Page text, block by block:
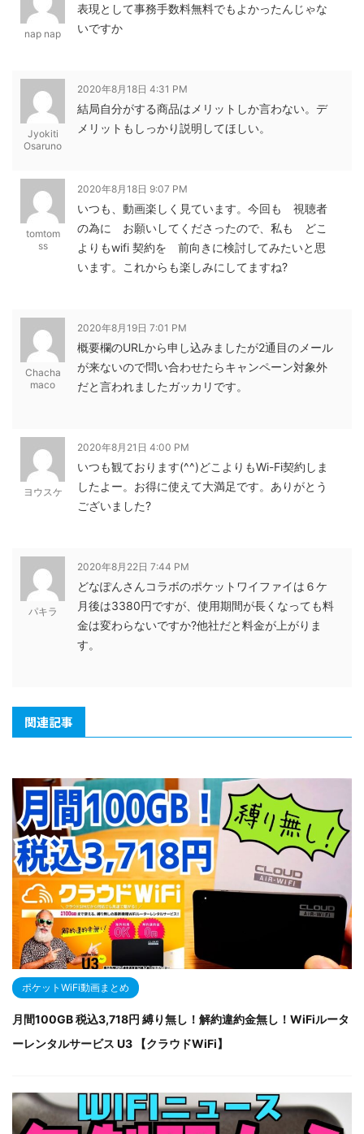
nap nap
表現として事務手数料無料でもよかったんじゃな
いですか
Jyokiti
Osaruno
2020年8月18日 4:31 PM
結局自分がする商品はメリットしか言わない。デ
メリットもしっかり説明してほしい。
tomtom
ss
2020年8月18日 9:07 PM
いつも、動画楽しく見ています。今回も 視聴者
の為に お願いしてくださったので、私も どこ
よりもwifi 契約を 前向きに検討してみたいと思
います。これからも楽しみにしてますね?
Chacha
maco
2020年8月19日 7:01 PM
概要欄のURLから申し込みましたが2通目のメール
が来ないので問い合わせたらキャンペーン対象外
だと言われましたガッカリです。
ヨウスケ
2020年8月21日 4:00 PM
いつも観ております(^^)どこよりもWi-Fi契約しま
したよー。お得に使えて大満足です。ありがとう
ございました?
パキラ
2020年8月22日 7:44 PM
どなぽんさんコラボのポケットワイファイは６ケ
月後は3380円ですが、使用期間が長くなっても料
金は変わらないですか?他社だと料金が上がりま
す。
関連記事
ポケットWiFi動画まとめ
月間100GB 税込3,718円 縛り無し！解約違約金無し！WiFiルータ
ーレンタルサービス U3 【クラウドWiFi】